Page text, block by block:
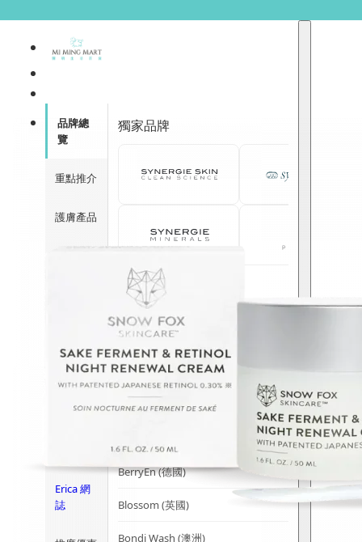
品牌總
覽
重點推介
護膚產品
時尚生活
寵物用品
Erica 網
誌
獨家品牌
A
Ami iyök
ANAYA
B
BerryEn (德國)
Blossom (英國)
Bondi Wash (澳洲)